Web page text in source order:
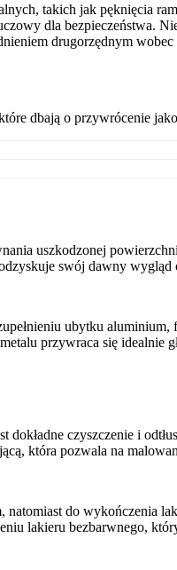
takich jak pęknięcia
dla bezpieczeństwa.
drugorzędnym
dbają o przywrócenie
uszkodzonej
swój dawny
ubytku
przywraca się idealnie
czyszczenie i
która pozwala na
do wykończenia
lakieru bezbarwnego,